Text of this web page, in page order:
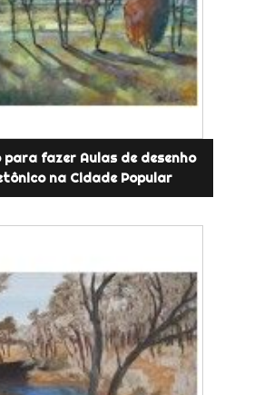
para fazer Aulas de desenho
na Cidade Popular